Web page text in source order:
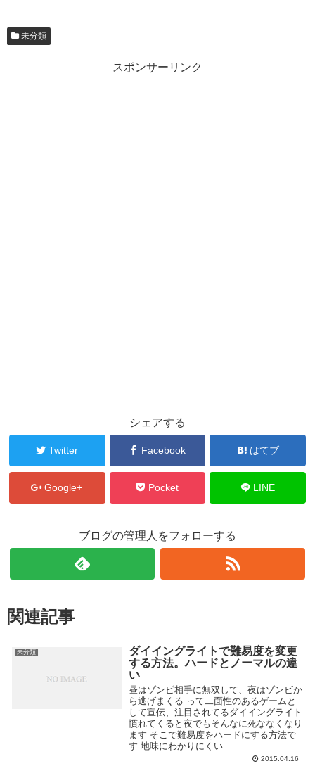
未分類
スポンサーリンク
シェアする
Twitter Facebook はてブ
Google+ Pocket LINE
ブログの管理人をフォローする
関連記事
未分類
ダイイングライトで難易度を変更
する方法。ハードとノーマルの違
い
昼はゾンビ相手に無双して、夜はゾンビか
ら逃げまくる って二面性のあるゲームと
して宣伝、注目されてるダイイングライト
慣れてくると夜でもそんなに死ななくなり
ます そこで難易度をハードにする方法で
す 地味にわかりにくい
2015.04.16